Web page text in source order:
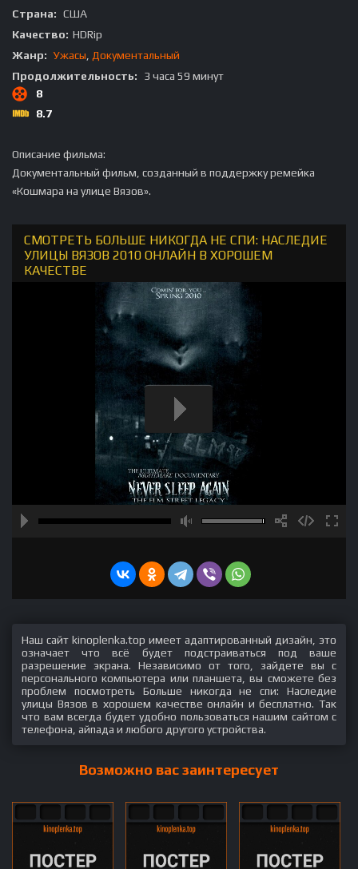
Страна: США
Качество: HDRip
Жанр: Ужасы
Документальный
Продолжительность:
3 часа 59 минут
8
8.7
Описание фильма:
Документальный фильм, созданный в поддержку ремейка
«Кошмара на улице Вязов».
СМОТРЕТЬ БОЛЬШЕ НИКОГДА НЕ СПИ: НАСЛЕДИЕ
УЛИЦЫ ВЯЗОВ 2010 ОНЛАЙН В ХОРОШЕМ
КАЧЕСТВЕ
Наш сайт kinoplenka.top имеет адаптированный дизайн, это
означает что всё будет подстраиваться под ваше
разрешение экрана. Независимо от того, зайдете вы с
персонального компьютера или планшета, вы сможете без
проблем посмотреть Больше никогда не спи: Наследие
улицы Вязов в хорошем качестве онлайн и бесплатно. Так
что вам всегда будет удобно пользоваться нашим сайтом с
телефона, айпада и любого другого устройства.
Возможно вас заинтересует